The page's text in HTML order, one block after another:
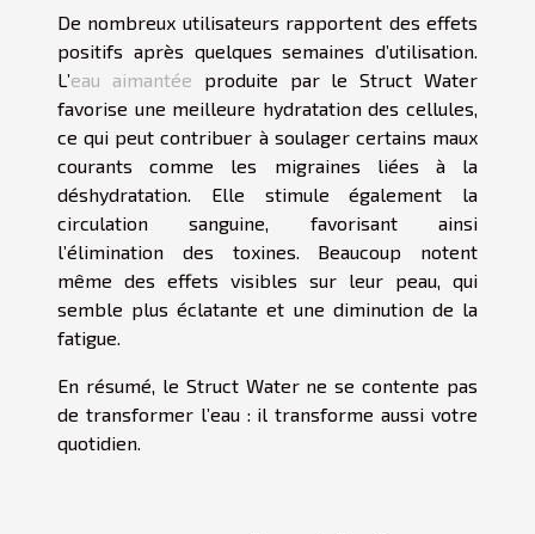
De nombreux utilisateurs rapportent des effets
positifs après quelques semaines d’utilisation
L’eau aimantée produite par le Struct Water
favorise une meilleure hydratation des cellules,
ce qui peut contribuer à soulager certains maux
courants comme les migraines liées à la
déshydratation. Elle stimule également la
circulation sanguine, favorisant ainsi
l’élimination des toxines. Beaucoup notent
même des effets visibles sur leur peau, qui
semble plus éclatante et une diminution de la
fatigue.
En résumé, le Struct Water ne se contente pas
de transformer l’eau : il transforme aussi votre
quotidien.